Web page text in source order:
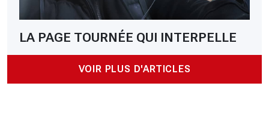
LA PAGE TOURNÉE QUI INTERPELLE
VOIR PLUS D'ARTICLES